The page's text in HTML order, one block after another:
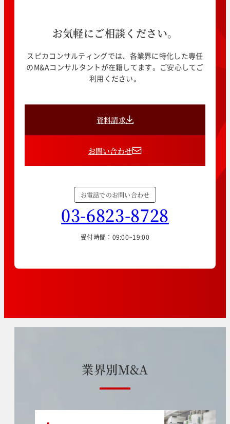
お気軽にご相談ください。
スピカコンサルティングでは、各業界に特化した専任
のM&Aコンサルタントが在籍してます。ご安心してご
利用ください。
資料請求
お問い合わせ
お電話でのお問い合わせ
03-6823-8728
受付時間：09:00~19:00
業界別M&A